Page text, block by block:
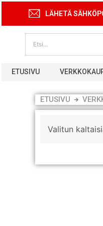
sisältöön
LÄHETÄ
ETUSIVU
ETUSIVU
Valitun